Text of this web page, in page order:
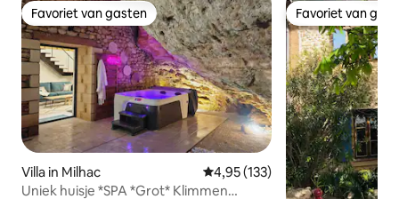
Favoriet van gasten
Favoriet van gasten
Villa in Milhac Gemiddelde beoordeling van
4,95 (133)
Uniek huisje *SPA *Grot* Klimmen
Favoriet van
Favoriet van